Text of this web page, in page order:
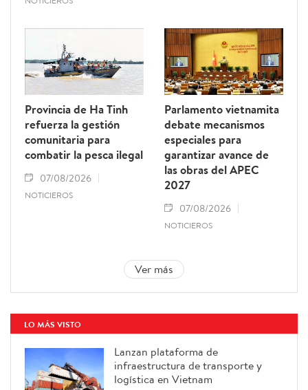
Provincia de Ha Tinh
refuerza la gestión
comunitaria para
combatir la pesca ilegal
07/08/2026
NOTICIEROS
Parlamento vietnamita
debate mecanismos
especiales para
garantizar avance de
las obras del APEC
2027
07/08/2026
NOTICIEROS
Ver más
LO MÁS VISTO
Lanzan plataforma de
infraestructura de transporte y
logística en Vietnam